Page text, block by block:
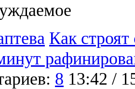
Как
8 13:42 /